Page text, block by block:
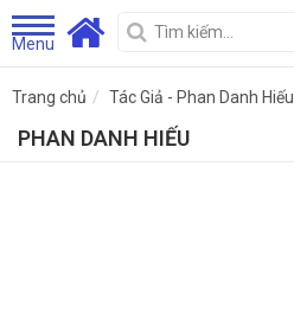
Menu
Trang chủ Tác Giả - Phan Danh Hiếu
PHAN DANH HIẾU